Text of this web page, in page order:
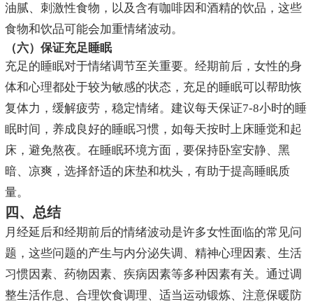
油腻、刺激性食物，以及含有咖啡因和酒精的饮品，这些
食物和饮品可能会加重情绪波动。
（六）保证充足睡眠
充足的睡眠对于情绪调节至关重要。经期前后，女性的身
体和心理都处于较为敏感的状态，充足的睡眠可以帮助恢
复体力，缓解疲劳，稳定情绪。建议每天保证7-8小时的睡
眠时间，养成良好的睡眠习惯，如每天按时上床睡觉和起
床，避免熬夜。在睡眠环境方面，要保持卧室安静、黑
暗、凉爽，选择舒适的床垫和枕头，有助于提高睡眠质
量。
四、总结
月经延后和经期前后的情绪波动是许多女性面临的常见问
题，这些问题的产生与内分泌失调、精神心理因素、生活
习惯因素、药物因素、疾病因素等多种因素有关。通过调
整生活作息、合理饮食调理、适当运动锻炼、注意保暖防